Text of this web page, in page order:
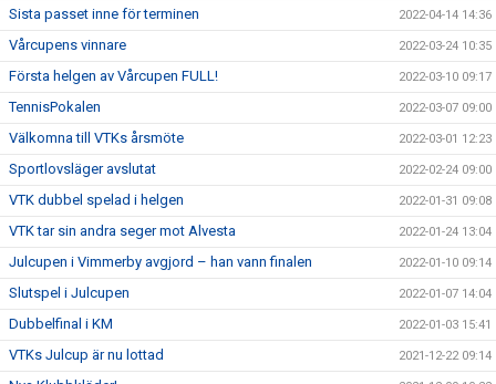
Sista passet inne för terminen 2022-04-14 14:36
Vårcupens vinnare 2022-03-24 10:35
Första helgen av Vårcupen FULL! 2022-03-10 09:17
TennisPokalen 2022-03-07 09:00
Välkomna till VTKs årsmöte 2022-03-01 12:23
Sportlovsläger avslutat 2022-02-24 09:00
VTK dubbel spelad i helgen 2022-01-31 09:08
VTK tar sin andra seger mot Alvesta 2022-01-24 13:04
Julcupen i Vimmerby avgjord – han vann finalen 2022-01-10 09:14
Slutspel i Julcupen 2022-01-07 14:04
Dubbelfinal i KM 2022-01-03 15:41
VTKs Julcup är nu lottad 2021-12-22 09:14